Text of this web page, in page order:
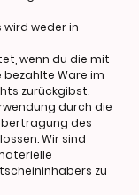
wird weder in
wenn du die mit
Ware im
zurückgibst.
durch die
des
Wir sind
zu